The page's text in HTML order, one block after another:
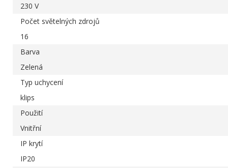
230 V
Počet světelných zdrojů
16
Barva
Zelená
Typ uchycení
klips
Použití
Vnitřní
IP krytí
IP20